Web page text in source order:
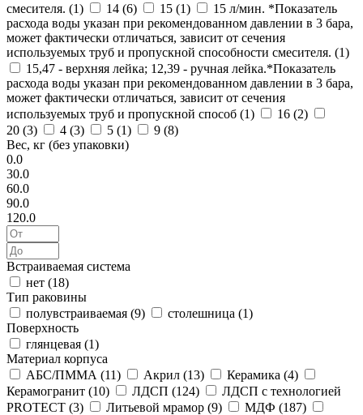
смесителя. (1) 14 (6) 15 (1)
15 л/мин. *Показатель
расхода воды указан при рекомендованном давлении в 3 бара,
может фактически отличаться, зависит от сечения
используемых труб и пропускной способности смесителя. (1)
15,47 - верхняя лейка; 12,39 - ручная лейка.*Показатель
расхода воды указан при рекомендованном давлении в 3 бара,
может фактически отличаться, зависит от сечения
используемых труб и пропускной способ (1) 16 (2)
20 (3) 4 (3) 5 (1) 9 (8)
Вес, кг (без упаковки)
0.0
30.0
60.0
90.0
120.0
Встраиваемая система
нет (18)
Тип раковины
полувстраиваемая (9) столешница (1)
Поверхность
глянцевая (1)
Материал корпуса
АБС/ПММА (11) Акрил (13) Керамика (4)
Керамогранит (10) ЛДСП (124)
ЛДСП с технологией
PROTECT (3) Литьевой мрамор (9) МДФ (187)